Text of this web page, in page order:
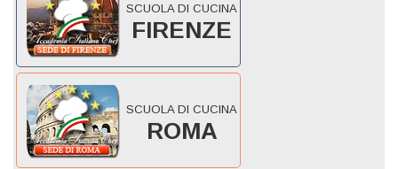
SCUOLA DI CUCINA
FIRENZE
SCUOLA DI CUCINA
ROMA